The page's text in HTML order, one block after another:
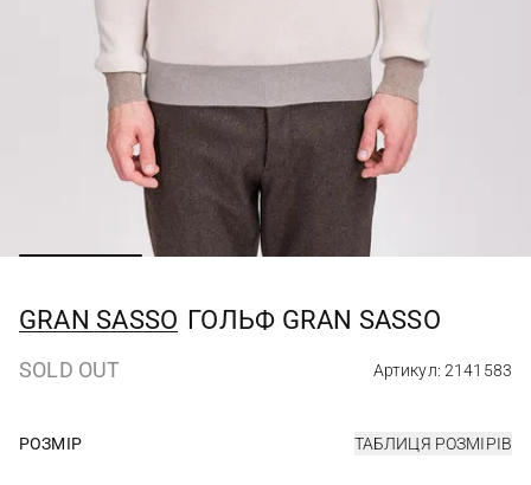
GRAN SASSO ГОЛЬФ GRAN SASSO
SOLD OUT Артикул: 2141583
РОЗМІР ТАБЛИЦЯ РОЗМІРІВ